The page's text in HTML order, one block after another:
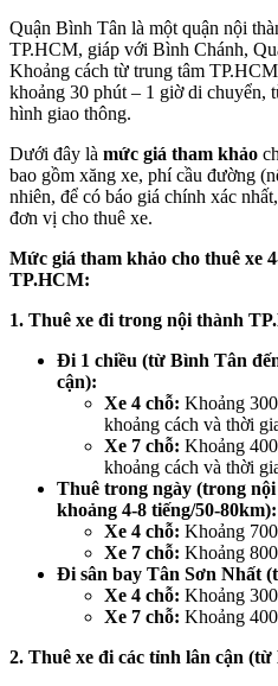
Quận Bình Tân là một quận nội
TP.HCM, giáp với Bình Chánh,
Khoảng cách từ trung tâm
khoảng 30 phút – 1 giờ di chuyển,
hình giao thông.
Dưới đây là mức giá tham khảo
bao gồm xăng xe, phí cầu đường
nhiên, để có báo giá chính xác
đơn vị cho thuê xe.
Mức giá tham khảo cho thuê xe
TP.HCM:
1. Thuê xe đi trong nội thành
Đi 1 chiều (từ Bình Tân
cận):
Xe 4 chỗ: Khoảng
khoảng cách và thời
Xe 7 chỗ: Khoảng
khoảng cách và thời
Thuê trong ngày (trong
khoảng 4-8 tiếng/50-80km):
Xe 4 chỗ: Khoảng
Xe 7 chỗ: Khoảng
Đi sân bay Tân Sơn Nhất
Xe 4 chỗ: Khoảng
Xe 7 chỗ: Khoảng
2. Thuê xe đi các tỉnh lân cận